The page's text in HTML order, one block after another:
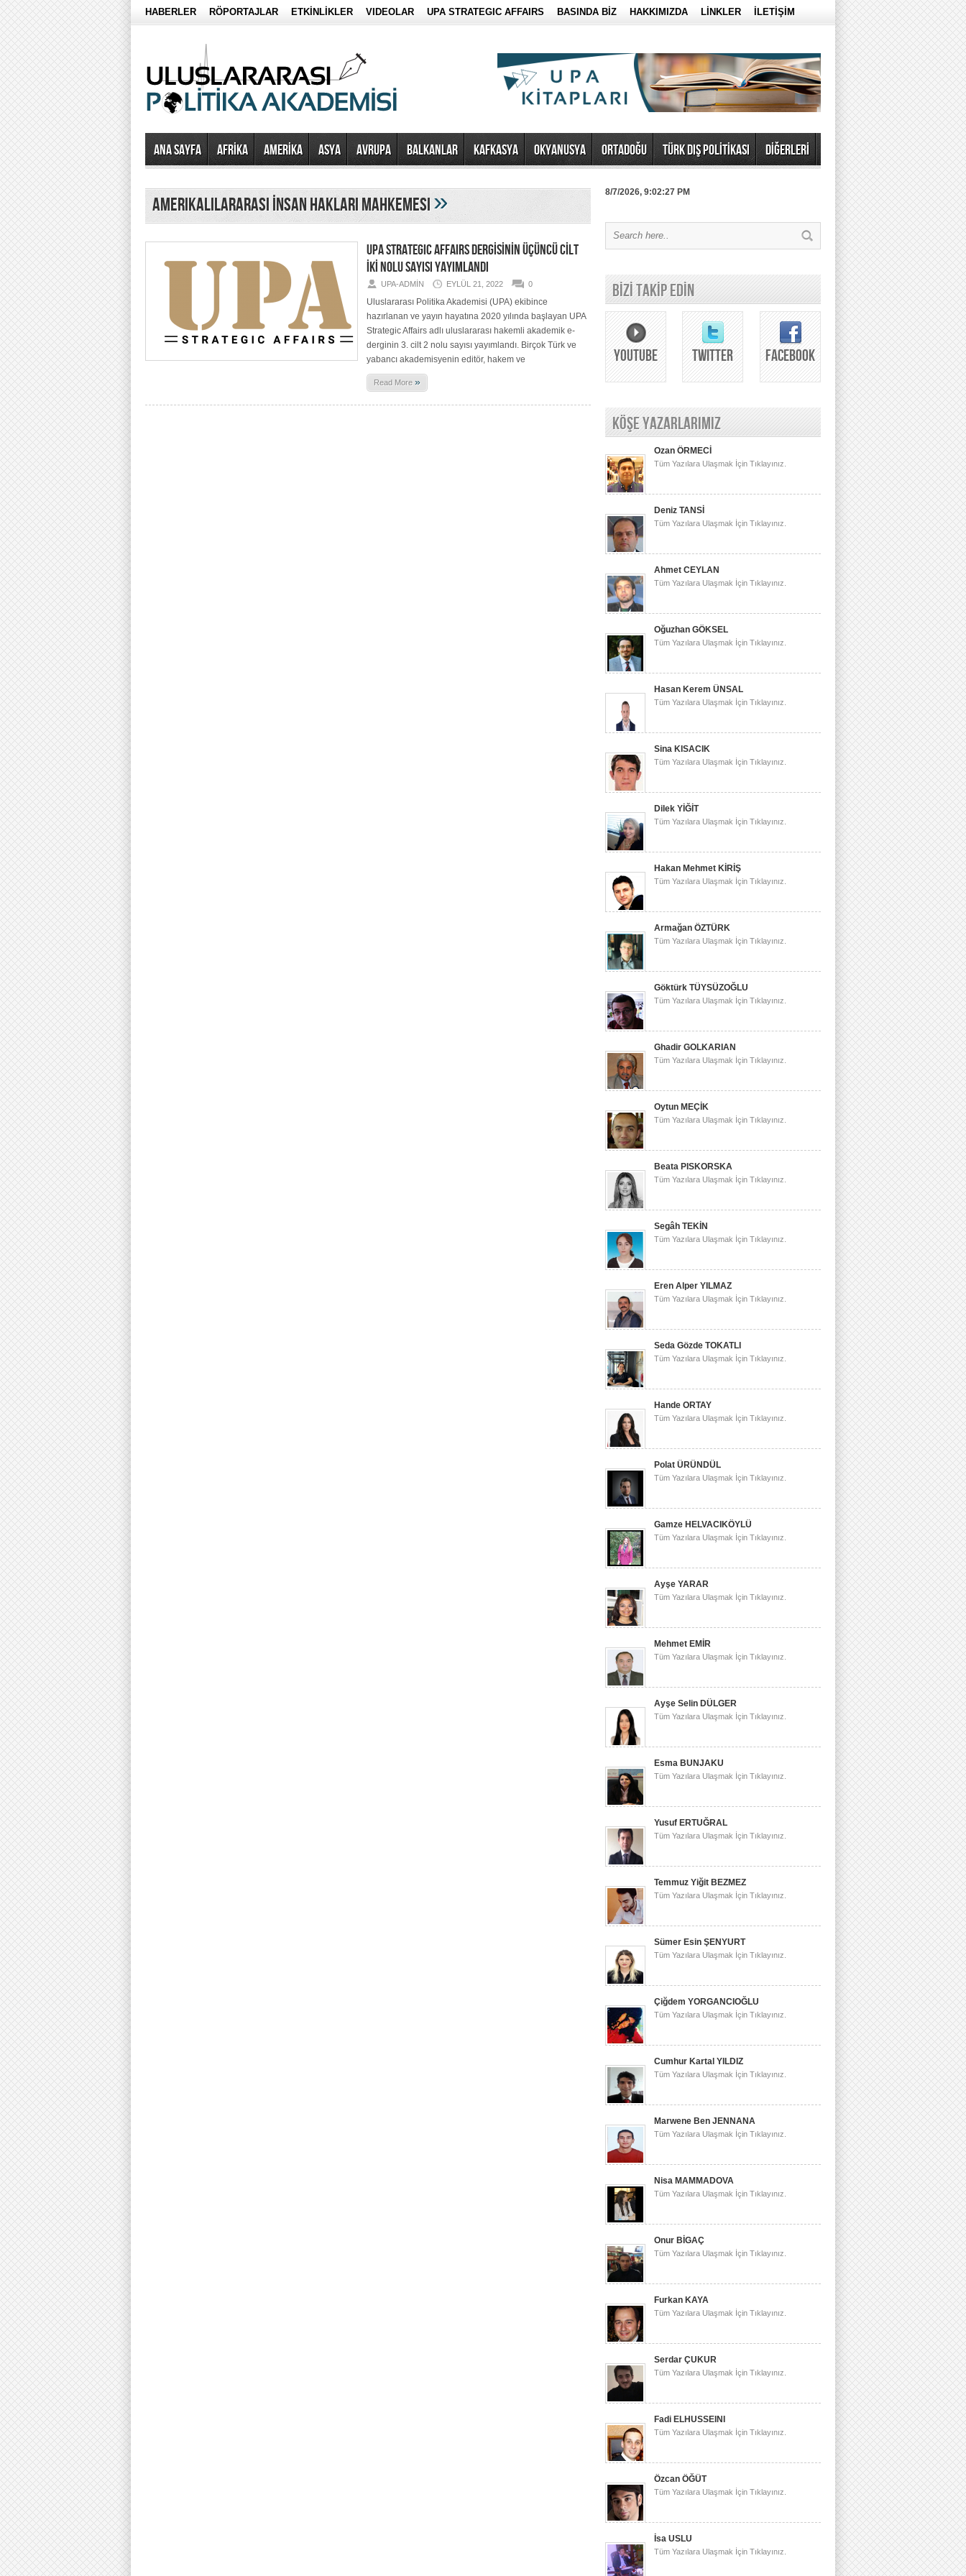
HABERLER RÖPORTAJLAR ETKİNLİKLER VIDEOLAR UPA STRATEGIC AFFAIRS BASINDA BİZ HAKKIMIZDA LİNKLER İLETİŞİM
Ana Sayfa AFRİKA AMERİKA ASYA AVRUPA BALKANLAR KAFKASYA OKYANUSYA ORTADOĞU TÜRK DIŞ POLİTİKASI DİĞERLERİ
Amerikalılararası İnsan Hakları Mahkemesi»
UPA STRATEGIC AFFAIRS DERGİSİNİN ÜÇÜNCÜ CİLT
İKİ NOLU SAYISI YAYIMLANDI
UPA-ADMIN EYLÜL 21, 2022 0
Uluslararası Politika Akademisi (UPA) ekibince
hazırlanan ve yayın hayatına 2020 yılında başlayan UPA
Strategic Affairs adlı uluslararası hakemli akademik e-
derginin 3. cilt 2 nolu sayısı yayımlandı. Birçok Türk ve
yabancı akademisyenin editör, hakem ve
Read More »
8/7/2026, 9:02:27 PM
BİZİ TAKİP EDİN
YOUTUBE TWITTER FACEBOOK
KÖŞE YAZARLARIMIZ
Ozan ÖRMECİ
Tüm Yazılara Ulaşmak İçin Tıklayınız.
Deniz TANSİ
Tüm Yazılara Ulaşmak İçin Tıklayınız.
Ahmet CEYLAN
Tüm Yazılara Ulaşmak İçin Tıklayınız.
Oğuzhan GÖKSEL
Tüm Yazılara Ulaşmak İçin Tıklayınız.
Hasan Kerem ÜNSAL
Tüm Yazılara Ulaşmak İçin Tıklayınız.
Sina KISACIK
Tüm Yazılara Ulaşmak İçin Tıklayınız.
Dilek YİĞİT
Tüm Yazılara Ulaşmak İçin Tıklayınız.
Hakan Mehmet KİRİŞ
Tüm Yazılara Ulaşmak İçin Tıklayınız.
Armağan ÖZTÜRK
Tüm Yazılara Ulaşmak İçin Tıklayınız.
Göktürk TÜYSÜZOĞLU
Tüm Yazılara Ulaşmak İçin Tıklayınız.
Ghadir GOLKARIAN
Tüm Yazılara Ulaşmak İçin Tıklayınız.
Oytun MEÇİK
Tüm Yazılara Ulaşmak İçin Tıklayınız.
Beata PISKORSKA
Tüm Yazılara Ulaşmak İçin Tıklayınız.
Segâh TEKİN
Tüm Yazılara Ulaşmak İçin Tıklayınız.
Eren Alper YILMAZ
Tüm Yazılara Ulaşmak İçin Tıklayınız.
Seda Gözde TOKATLI
Tüm Yazılara Ulaşmak İçin Tıklayınız.
Hande ORTAY
Tüm Yazılara Ulaşmak İçin Tıklayınız.
Polat ÜRÜNDÜL
Tüm Yazılara Ulaşmak İçin Tıklayınız.
Gamze HELVACIKÖYLÜ
Tüm Yazılara Ulaşmak İçin Tıklayınız.
Ayşe YARAR
Tüm Yazılara Ulaşmak İçin Tıklayınız.
Mehmet EMİR
Tüm Yazılara Ulaşmak İçin Tıklayınız.
Ayşe Selin DÜLGER
Tüm Yazılara Ulaşmak İçin Tıklayınız.
Esma BUNJAKU
Tüm Yazılara Ulaşmak İçin Tıklayınız.
Yusuf ERTUĞRAL
Tüm Yazılara Ulaşmak İçin Tıklayınız.
Temmuz Yiğit BEZMEZ
Tüm Yazılara Ulaşmak İçin Tıklayınız.
Sümer Esin ŞENYURT
Tüm Yazılara Ulaşmak İçin Tıklayınız.
Çiğdem YORGANCIOĞLU
Tüm Yazılara Ulaşmak İçin Tıklayınız.
Cumhur Kartal YILDIZ
Tüm Yazılara Ulaşmak İçin Tıklayınız.
Marwene Ben JENNANA
Tüm Yazılara Ulaşmak İçin Tıklayınız.
Nisa MAMMADOVA
Tüm Yazılara Ulaşmak İçin Tıklayınız.
Onur BİGAÇ
Tüm Yazılara Ulaşmak İçin Tıklayınız.
Furkan KAYA
Tüm Yazılara Ulaşmak İçin Tıklayınız.
Serdar ÇUKUR
Tüm Yazılara Ulaşmak İçin Tıklayınız.
Fadi ELHUSSEINI
Tüm Yazılara Ulaşmak İçin Tıklayınız.
Özcan ÖĞÜT
Tüm Yazılara Ulaşmak İçin Tıklayınız.
İsa USLU
Tüm Yazılara Ulaşmak İçin Tıklayınız.